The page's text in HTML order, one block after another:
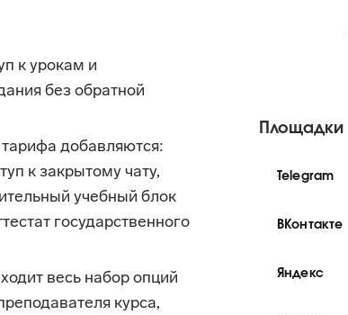
к урокам и
без обратной
добавляются:
к закрытому чату,
учебный блок
государственного
весь набор опций
курса,
Площадки
Telegram
ВКонтакте
Яндекс